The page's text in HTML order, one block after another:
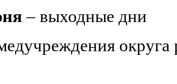
– выходные дни